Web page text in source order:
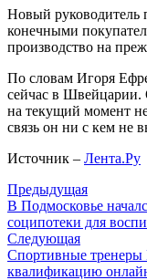
Новый руководитель
конечными
производство на
По словам Игоря
сейчас в Швейцарии.
на текущий момент
связь он ни с кем не
Источник – Лента.Ру
Предыдущая
В Подмосковье
соципотеки для
Следующая
Спортивные тренеры
квалификацию